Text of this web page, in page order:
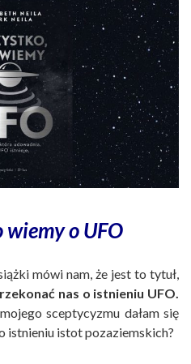
wiemy o UFO
mówi nam, że jest to tytuł,
nas o istnieniu UFO.
sceptycyzmu dałam się
istnieniu istot pozaziemskich?